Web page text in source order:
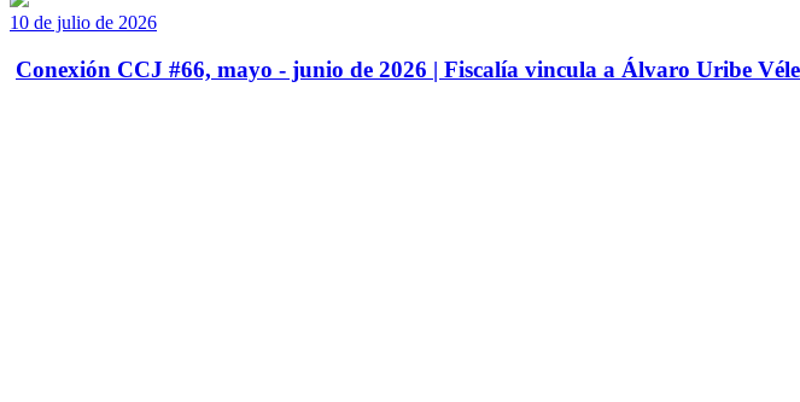
10 de julio de 2026
Conexión CCJ #66, mayo - junio de 2026 | Fiscalía vincula a Álvaro Uribe